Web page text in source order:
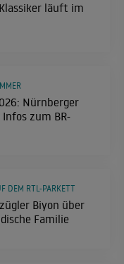
läuft im
Nürnberger
zum BR-
Biyon über
Familie
DEM RTL-PARKETT